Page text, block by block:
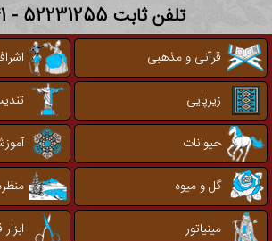
تلفن ثابت 52231255 - 041
قرآنی و مذهبی
زیرپایی
حیوانات
گل و میوه
مینیاتور